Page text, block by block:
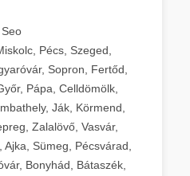
Seo
Pécs, Szeged,
Sopron, Fertőd,
Pápa, Celldömölk,
Ják, Körmend,
Zalalövő, Vasvár,
Sümeg, Pécsvárad,
Bonyhád, Bátaszék,